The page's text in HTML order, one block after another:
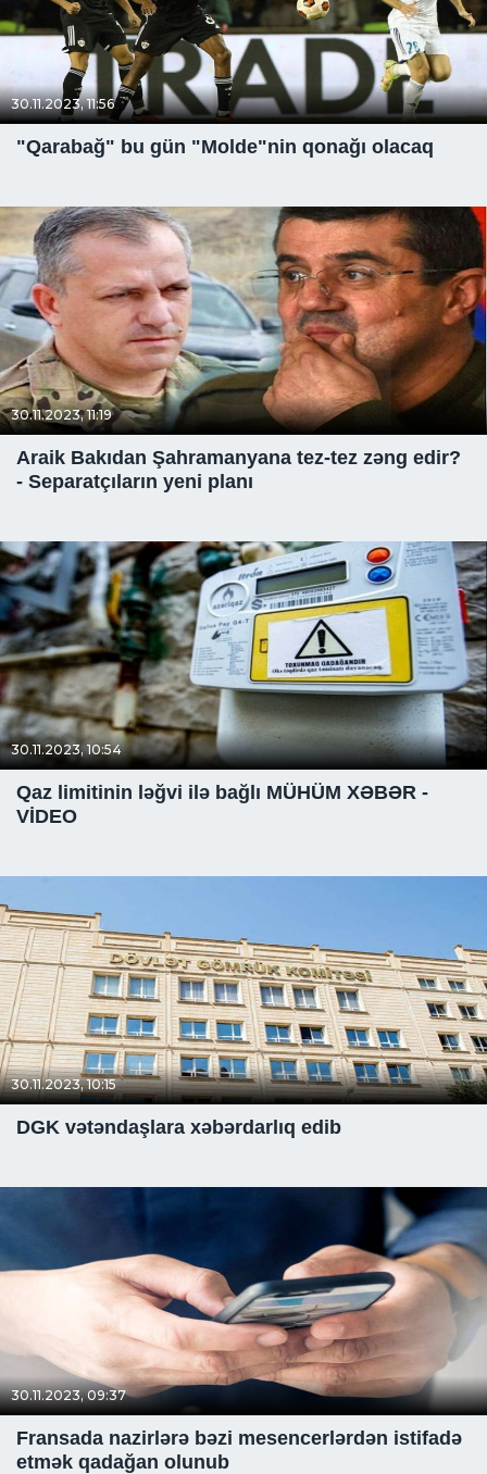
30.11.2023, 11:56
"Qarabağ" bu gün "Molde"nin qonağı olacaq
30.11.2023, 11:19
Araik Bakıdan Şahramanyana tez-tez zəng edir?
- Separatçıların yeni planı
30.11.2023, 10:54
Qaz limitinin ləğvi ilə bağlı MÜHÜM XƏBƏR -
VİDEO
30.11.2023, 10:15
DGK vətəndaşlara xəbərdarlıq edib
30.11.2023, 09:37
Fransada nazirlərə bəzi mesencerlərdən istifadə
etmək qadağan olunub